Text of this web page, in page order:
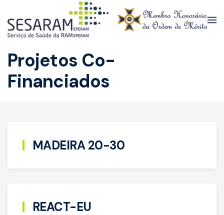
Skip to main content
Projetos Co-
Financiados
MADEIRA 20-30
REACT-EU